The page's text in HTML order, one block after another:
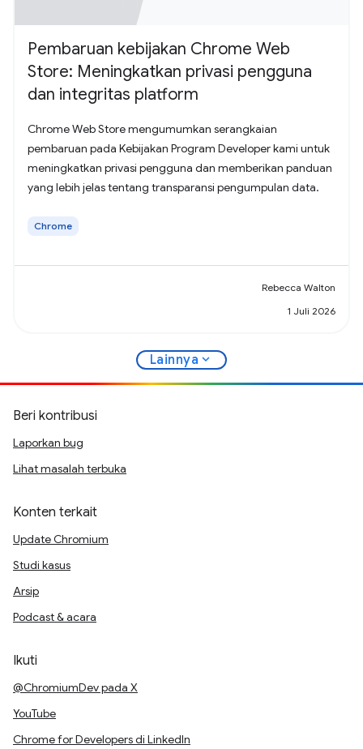
Pembaruan kebijakan Chrome Web
Store: Meningkatkan privasi pengguna
dan integritas platform
Chrome Web Store mengumumkan serangkaian
pembaruan pada Kebijakan Program Developer kami untuk
meningkatkan privasi pengguna dan memberikan panduan
yang lebih jelas tentang transparansi pengumpulan data.
Chrome
Rebecca Walton
1 Juli 2026
Lainnya expand_more
Beri kontribusi
Laporkan bug
Lihat masalah terbuka
Konten terkait
Update Chromium
Studi kasus
Arsip
Podcast & acara
Ikuti
@ChromiumDev pada X
YouTube
Chrome for Developers di LinkedIn